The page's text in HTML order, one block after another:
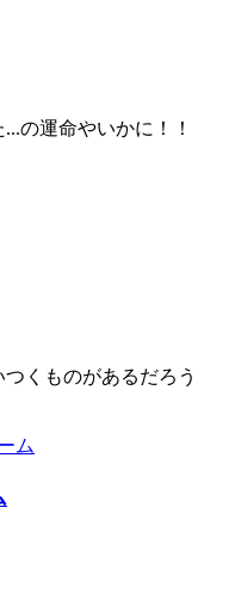
の運命やいかに！！
くものがあるだろう